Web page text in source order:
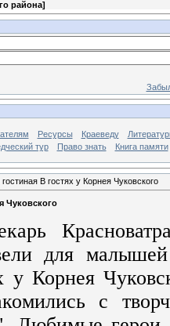
района]
Ресурсы Краеведу
тур Право знать Книга памяти
В гостях у Корнея Чуковского
Чуковского
для малышей
у Корнея
с